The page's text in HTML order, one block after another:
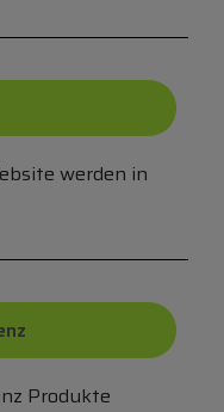
werden in
Produkte